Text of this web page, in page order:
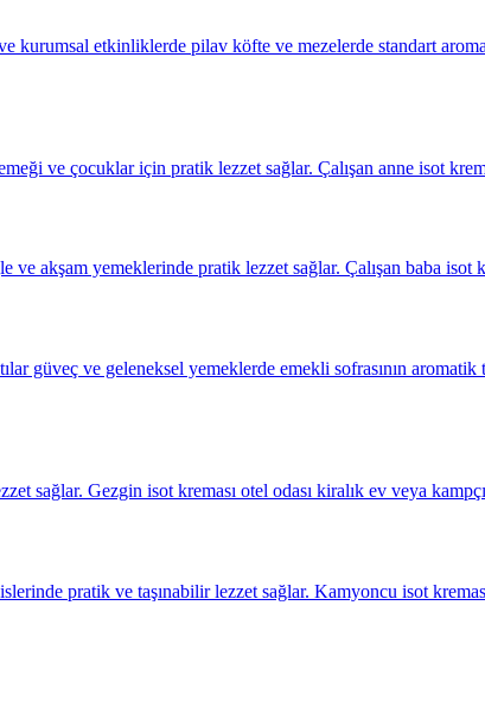
etkinliklerde pilav köfte ve mezelerde standart
ve çocuklar için pratik lezzet sağlar. Çalışan anne isot
akşam yemeklerinde pratik lezzet sağlar. Çalışan baba isot
güveç ve geleneksel yemeklerde emekli sofrasının aromatik
sağlar. Gezgin isot kreması otel odası kiralık ev veya
pratik ve taşınabilir lezzet sağlar. Kamyoncu isot